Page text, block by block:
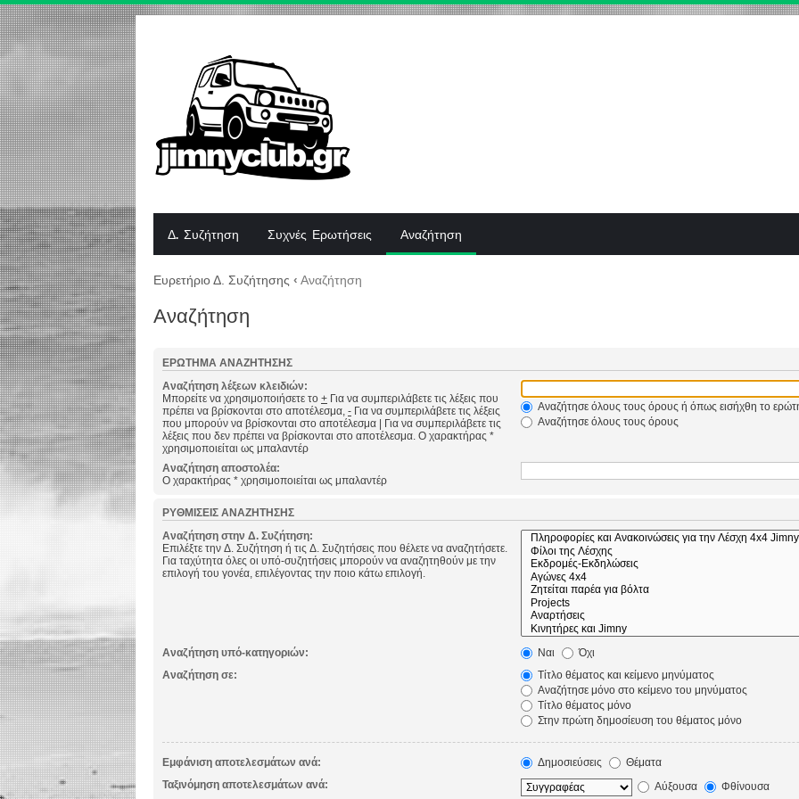
Δ. Συζήτηση Συχνές Ερωτήσεις Αναζήτηση
Ευρετήριο Δ. Συζήτησης ‹ Αναζήτηση
Αναζήτηση
ΕΡΏΤΗΜΑ ΑΝΑΖΉΤΗΣΗΣ
Αναζήτηση λέξεων κλειδιών:
Μπορείτε να χρησιμοποιήσετε το + Για να συμπεριλάβετε τις λέξεις που
πρέπει να βρίσκονται στο αποτέλεσμα, - Για να συμπεριλάβετε τις λέξεις
που μπορούν να βρίσκονται στο αποτέλεσμα | Για να συμπεριλάβετε τις
λέξεις που δεν πρέπει να βρίσκονται στο αποτέλεσμα. Ο χαρακτήρας *
χρησιμοποιείται ως μπαλαντέρ
Αναζήτησε όλους τους όρους ή όπως εισήχθη το
Αναζήτησε όλους τους όρους
Αναζήτηση αποστολέα:
Ο χαρακτήρας * χρησιμοποιείται ως μπαλαντέρ
ΡΥΘΜΊΣΕΙΣ ΑΝΑΖΉΤΗΣΗΣ
Αναζήτηση στην Δ. Συζήτηση:
Επιλέξτε την Δ. Συζήτηση ή τις Δ. Συζητήσεις που θέλετε να αναζητήσετε.
Για ταχύτητα όλες οι υπό-συζητήσεις μπορούν να αναζητηθούν με την
επιλογή του γονέα, επιλέγοντας την ποιο κάτω επιλογή.
Αναζήτηση υπό-κατηγοριών: Ναι
Όχι
Αναζήτηση σε:
Τίτλο θέματος και κείμενο μηνύματος
Αναζήτησε μόνο στο κείμενο του μηνύματος
Τίτλο θέματος μόνο
Στην πρώτη δημοσίευση του θέματος μόνο
Εμφάνιση αποτελεσμάτων ανά: Δημοσιεύσεις
Θέματα
Ταξινόμηση αποτελεσμάτων ανά:
Αύξουσα Φθίνουσα